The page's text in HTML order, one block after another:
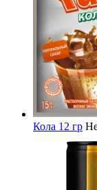
Кола 12 гр